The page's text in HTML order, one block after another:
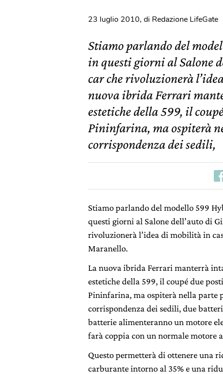
23 luglio 2010, di Redazione LifeGate
Stiamo parlando del
in questi giorni al Salone
car che rivoluzionerà
nuova ibrida Ferrari
estetiche della 599, il
Pininfarina, ma ospiterà
corrispondenza dei sedili,
Stiamo parlando del modello 599
questi giorni al Salone dell’auto di
rivoluzionerà l’idea di mobilità in
Maranello.
La nuova ibrida Ferrari manterrà
estetiche della 599, il coupé due
Pininfarina, ma ospiterà nella parte
corrispondenza dei sedili, due
batterie alimenteranno un motore
farà coppia con un normale motore
Questo permetterà di ottenere una
carburante intorno al 35% e una